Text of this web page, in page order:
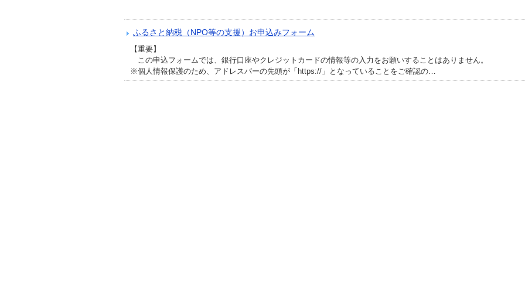
ふるさと納税（NPO等の支援）お申込みフォーム
【重要】
この申込フォームでは、銀行口座やクレジットカードの情報等の入力をお願いすることはありません。
※個人情報保護のため、アドレスバーの先頭が「https://」となっていることをご確認の…